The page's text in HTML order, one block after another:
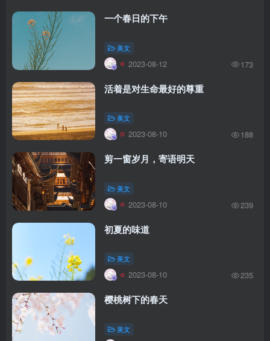
一个春日的下午
美文
2023-08-12 173
活着是对生命最好的尊重
美文
2023-08-10 188
剪一窗岁月，寄语明天
美文
2023-08-10 239
初夏的味道
美文
2023-08-10 235
樱桃树下的春天
美文